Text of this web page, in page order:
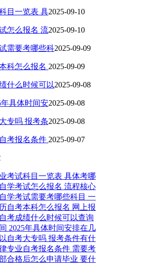
目一览表 具2025-09-10
怎么报名 流2025-09-10
需要考哪些科2025-09-09
科怎么报名 2025-09-09
什么时候可以2025-09-08
具体时间安2025-09-08
专吗 报考条2025-09-08
考报名条件 2025-09-07
考试科目一览表 具体考哪
学考试怎么报名 流程核心
学考试需要考哪些科目 一
自考本科怎么报名 网上报
考成绩什么时候可以查询
2025年具体时间安排在几
自考大专吗 报考条件有什
专业自考报名条件 需要考
合格后怎么申请毕业 要什